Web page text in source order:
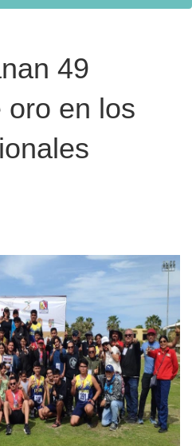
49
oro en los